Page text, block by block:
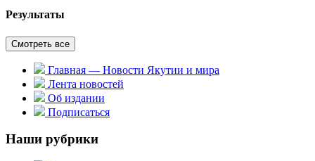
Результаты
Смотреть все
Главная — Новости Якутии и мира
Лента новостей
Об издании
Подписаться
Наши рубрики